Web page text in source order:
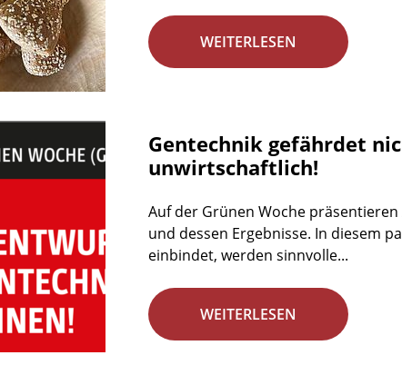
WEITERLESEN
Gentechnik gefährdet
unwirtschaftlich!
Auf der Grünen Woche präsentieren
und dessen Ergebnisse. In diesem
einbindet, werden sinnvolle...
WEITERLESEN